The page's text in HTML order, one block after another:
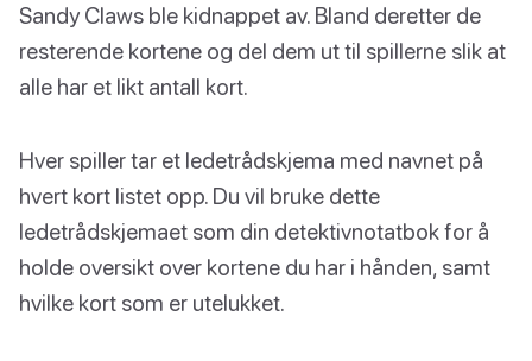
Sandy Claws ble kidnappet av. Bland deretter de
resterende kortene og del dem ut til spillerne slik at
alle har et likt antall kort.
Hver spiller tar et ledetrådskjema med navnet på
hvert kort listet opp. Du vil bruke dette
ledetrådskjemaet som din detektivnotatbok for å
holde oversikt over kortene du har i hånden, samt
hvilke kort som er utelukket.